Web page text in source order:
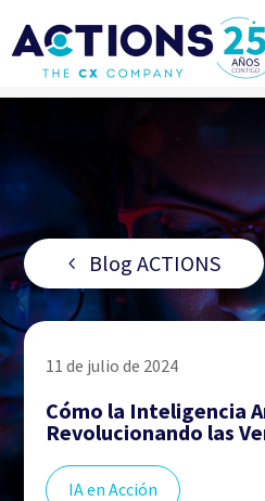
Blog ACTIONS
11 de julio de 2024
Cómo la Inteligencia
Revolucionando las
IA en Acción